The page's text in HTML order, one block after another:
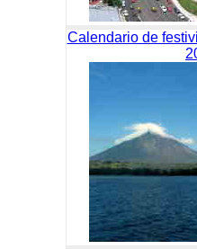
Calendario de